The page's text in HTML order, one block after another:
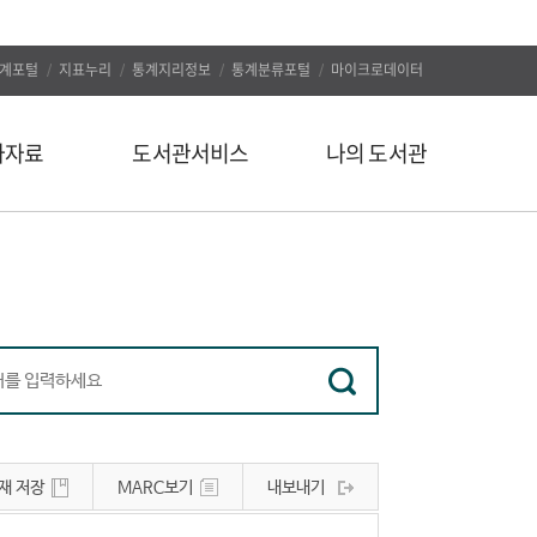
포털 지표누리 통계지리정보 통계분류포털 마이크로데이터
료 도서관서비스
인기도서
정보서비스
유관사이트
공지사항
나의 도서관
대출/예약조회
자료구입신청
나의 서재
나의 서평
저장 MARC보기 내보내기